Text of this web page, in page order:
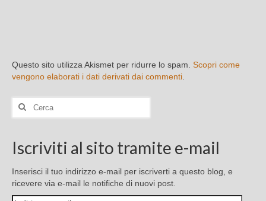
Questo sito utilizza Akismet per ridurre lo spam. Scopri come
vengono elaborati i dati derivati dai commenti
Cerca:
Iscriviti al sito tramite e-mail
Inserisci il tuo indirizzo e-mail per iscriverti a questo blog, e
ricevere via e-mail le notifiche di nuovi post.